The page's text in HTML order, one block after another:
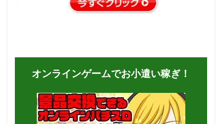
オンラインゲームでお小遣い稼ぎ！